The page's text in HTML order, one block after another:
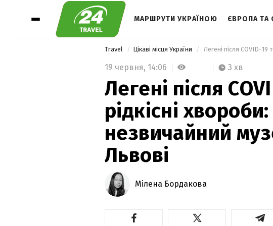
МАРШРУТИ УКРАЇНОЮ ЄВРОПА ТА
Travel Цікаві місця України
19 червня, 14:06 3 хв
Легені після
рідкісні
незвичайний
Львові
Мілена Бордакова